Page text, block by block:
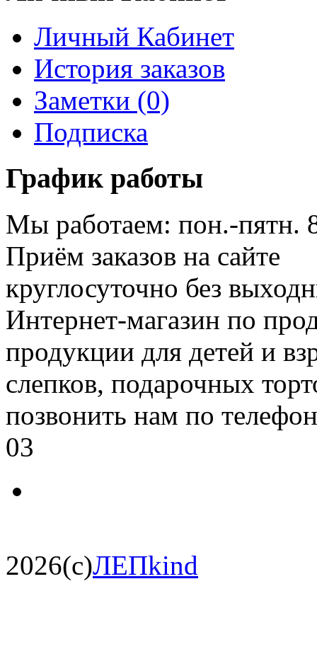
Личный Кабинет
История заказов
Заметки (0)
Подписка
График работы
Мы работаем: пон.-пятн.
Приём заказов на сайте
круглосуточно без
Интернет-магазин по
продукции для детей и
слепков, подарочных
позвонить нам по
03
2026(c)ЛЕПkind